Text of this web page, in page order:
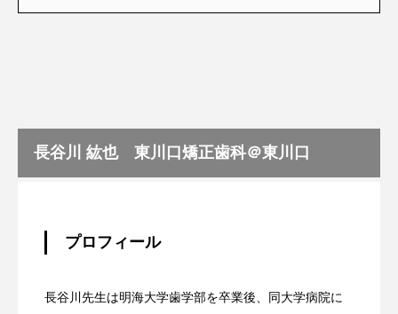
長谷川 紘也 東川口矯正歯科＠東川口
プロフィール
長谷川先生は明海大学歯学部を卒業後、同大学病院に